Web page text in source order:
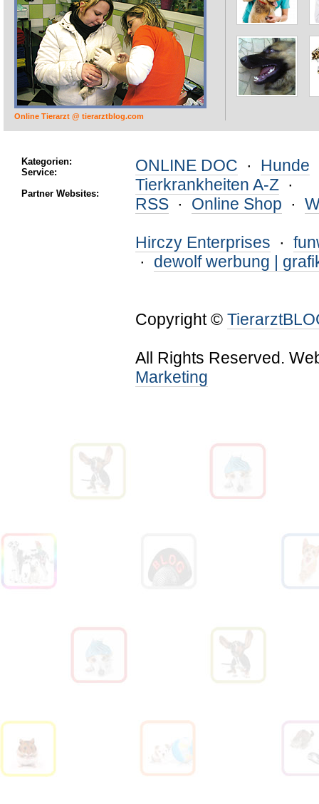
Online Tierarzt @ tierarztblog.com
Kategorien:
Service:
Partner Websites:
ONLINE DOC · Hunde
Tierkrankheiten A-Z ·
RSS · Online Shop ·
Hirczy Enterprises ·
· dewolf werbung |
Copyright ©
All Rights Reserved.
Marketing